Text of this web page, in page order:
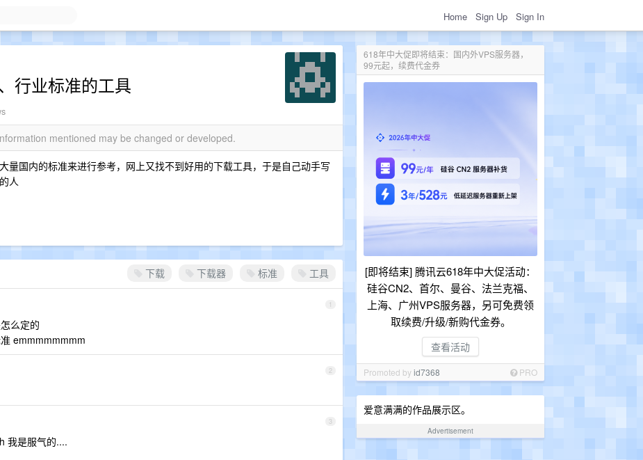
Home Sign Up Sign In
618年中大促即将结束：国内外VPS服务器，
99元起，续费代金券
[即将结束] 腾讯云618年中大促活动：
硅谷CN2、首尔、曼谷、法兰克福、
上海、广州VPS服务器，另可免费领
取续费/升级/新购代金券。
查看活动
Promoted byid7368 PRO
爱意满满的作品展示区。
Advertisement
行业标准的工具
mentioned may be changed or developed.
量国内的标准来进行参考，网上又找不到好用的下载工具，于是自己动手写
人
下载 下载器 标准 工具
1
么定的
emmmmmmmm
2
3
我是服气的....